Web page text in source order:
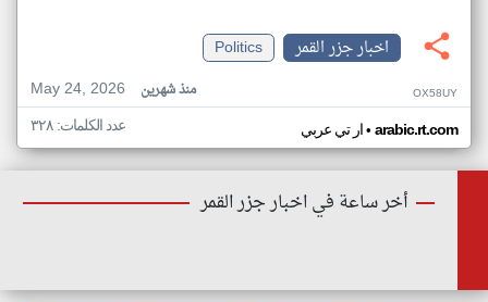
اخبار جزر القمر
Politics
May 24, 2026
منذ شهرين OX58UY
ار تي عربي• arabic.rt.com عدد الكلمات: ٣٢٨
أخر ساعة في اخبار جزر القمر